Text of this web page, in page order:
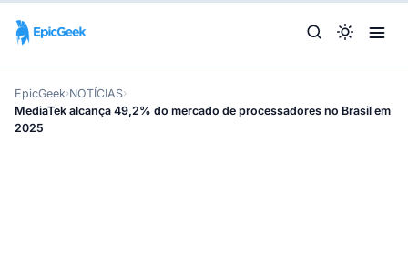
EpicGeek›NOTÍCIAS›
MediaTek alcança 49,2% do mercado de processadores no Brasil em
2025